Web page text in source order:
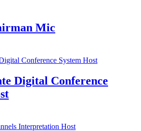
Mic
Digital Conference